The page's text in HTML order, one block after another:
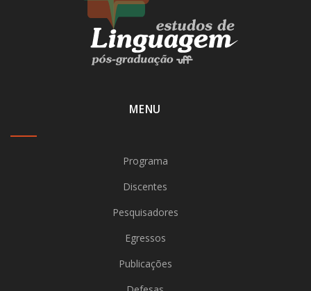
MENU
Programa
Discentes
Pesquisadores
Egressos
Publicações